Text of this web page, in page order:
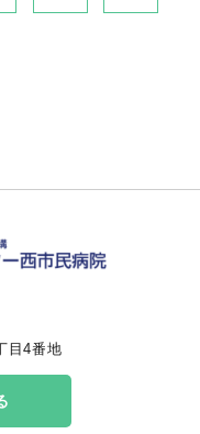
目4番地